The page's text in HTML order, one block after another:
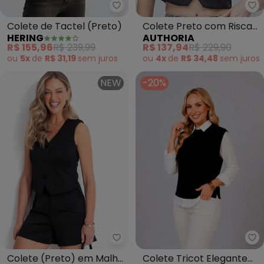
Hering - Colete de Tactel
Colete de Tactel (Preto)
HERING
R$ 155,96R$ 239,99
ou 5x de R$ 31,19 sem juros
Colete Preto com Risca
de Giz (Preto)
AUTHORIA
R$ 137,94R$ 229,90
ou 4x de R$ 34,48 sem juros
NEW
Quintess - Colete (Preto) em
Colete (Preto) em Malha
-20%
Colete Tricot Elegante